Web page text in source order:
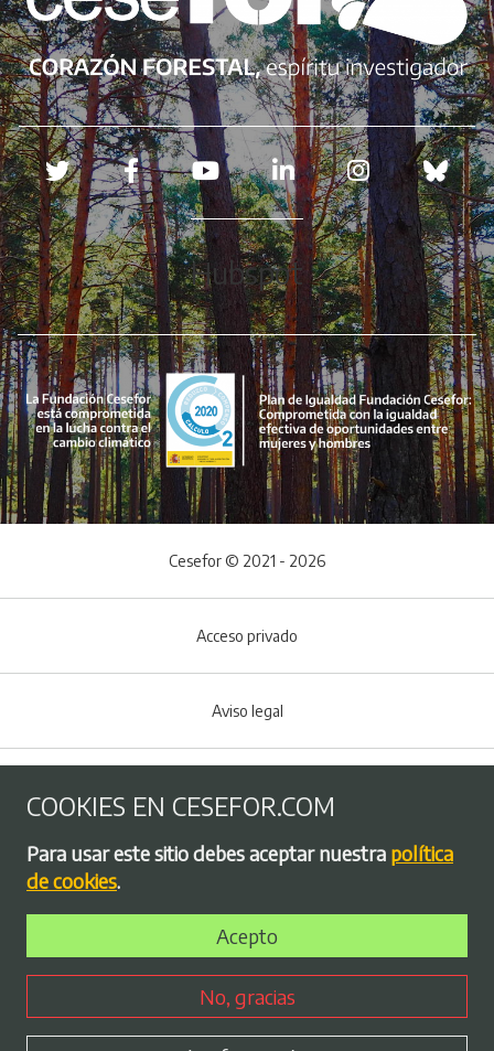
Redes sociales
Hubspot
Menú del pie
Cesefor © 2021 - 2026
Acceso privado
Aviso legal
Política de privacidad
Bolsa de empleo
Perfil contratante
COOKIES EN CESEFOR.COM
Para usar este sitio debes aceptar nuestra política
de cookies.
Acepto
No, gracias